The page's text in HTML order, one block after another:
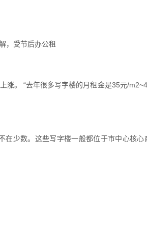
受节后办公租
。 “去年很多写字楼的月租金是35元/
少数。这些写字楼一般都位于市中心核心